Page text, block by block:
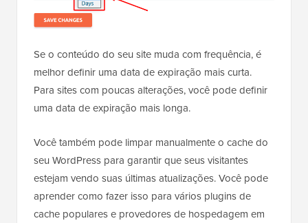
Se o conteúdo do seu site muda com frequência, é
melhor definir uma data de expiração mais curta.
Para sites com poucas alterações, você pode definir
uma data de expiração mais longa.
Você também pode limpar manualmente o cache do
seu WordPress para garantir que seus visitantes
estejam vendo suas últimas atualizações. Você pode
aprender como fazer isso para vários plugins de
cache populares e provedores de hospedagem em